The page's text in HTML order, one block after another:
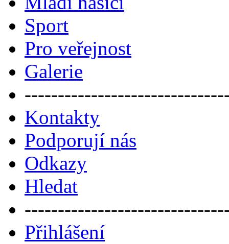
Sport
Pro veřejnost
Galerie
Kontakty
Podporují nás
Odkazy
Hledat
Přihlášení